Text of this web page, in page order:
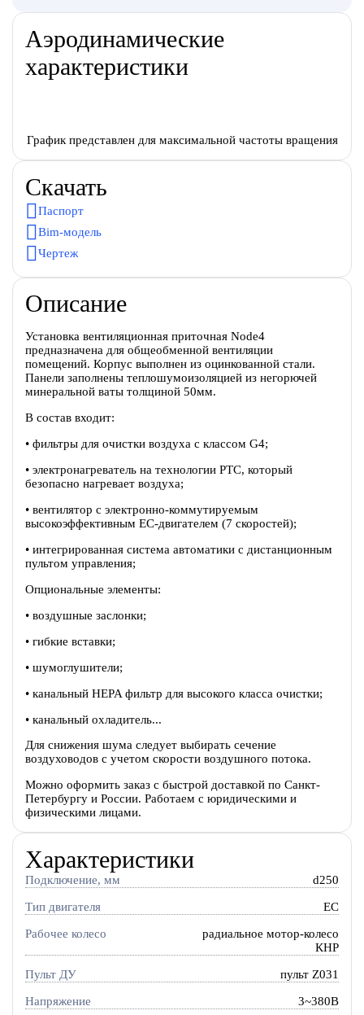
Аэродинамические
характеристики
График представлен для максимальной частоты вращения
Скачать
Паспорт
Bim-модель
Чертеж
Описание
Установка вентиляционная приточная Node4
предназначена для общеобменной вентиляции
помещений. Корпус выполнен из оцинкованной стали.
Панели заполнены теплошумоизоляцией из негорючей
минеральной ваты толщиной 50мм.
В состав входит:
• фильтры для очистки воздуха с классом G4;
• электронагреватель на технологии PTC, который
безопасно нагревает воздуха;
• вентилятор c электронно-коммутируемым
высокоэффективным EC-двигателем (7 скоростей);
• интегрированная система автоматики с дистанционным
пультом управления;
Опциональные элементы:
• воздушные заслонки;
• гибкие вставки;
• шумоглушители;
• канальный HEPA фильтр для высокого класса очистки;
• канальный охладитель...
Для снижения шума следует выбирать сечение
воздуховодов с учетом скорости воздушного потока.
Можно оформить заказ с быстрой доставкой по Санкт-
Петербургу и России. Работаем с юридическими и
физическими лицами.
Характеристики
Подключение, мм d250
Тип двигателя EC
Рабочее колесо
радиальное мотор-колесо
КНР
Пульт ДУ пульт Z031
Напряжение 3~380В